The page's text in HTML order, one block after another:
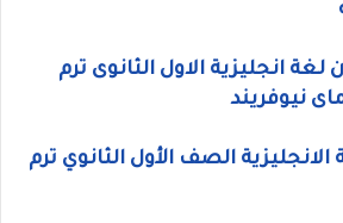
انجليزية الاول الثانوى ترم
نيوفريند
الانجليزية الصف الأول الثانوي ترم